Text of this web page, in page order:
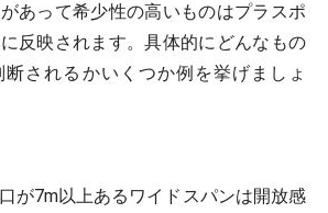
あって希少性の高いものはプラスポ
反映されます。具体的にどんなもの
されるかいくつか例を挙げましょ
が7m以上あるワイドスパンは開放感